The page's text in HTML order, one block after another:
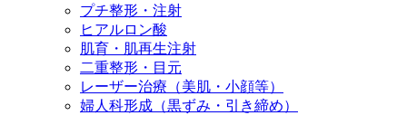
プチ整形・注射
ヒアルロン酸
肌育・肌再生注射
二重整形・目元
レーザー治療（美肌・小顔等）
婦人科形成（黒ずみ・引き締め）